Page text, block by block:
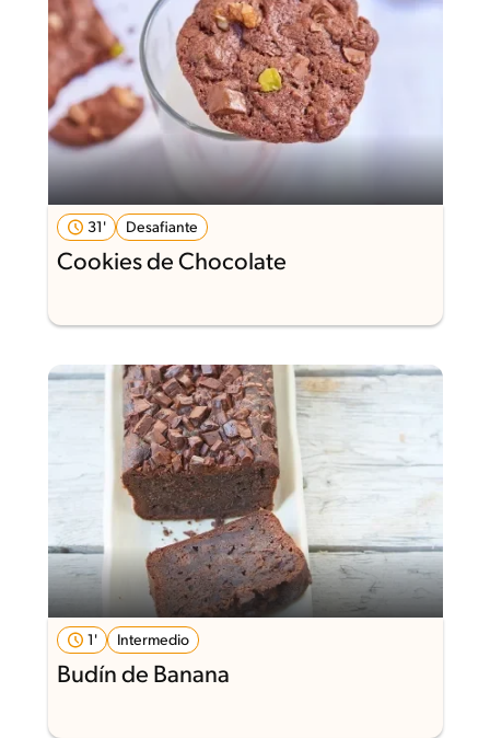
31' Desafiante
Cookies de Chocolate
1' Intermedio
Budín de Banana